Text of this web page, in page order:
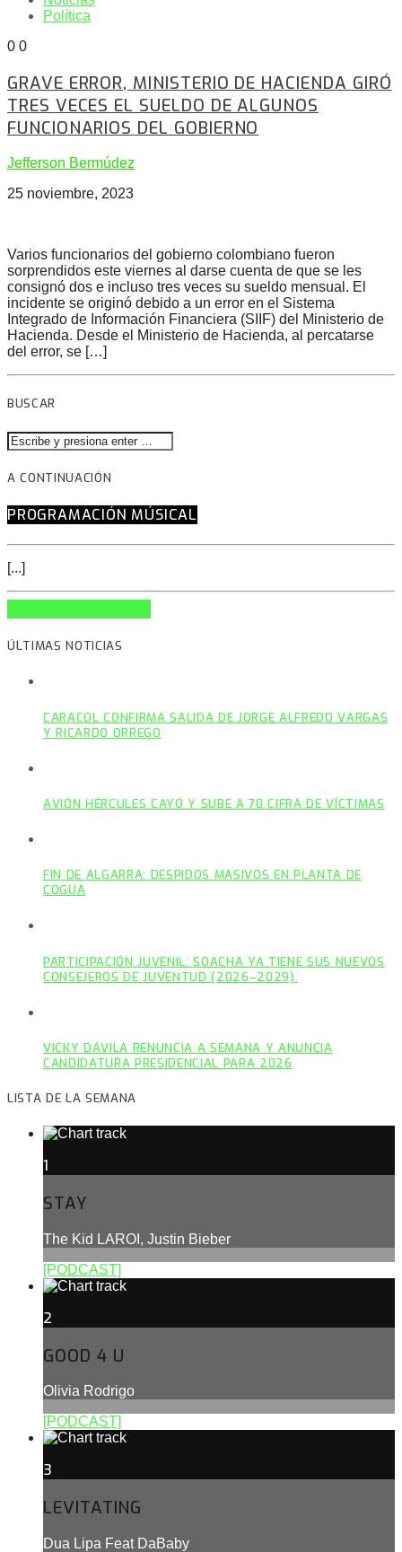
Política
0 0
GRAVE ERROR, MINISTERIO DE HACIENDA GIRÓ
TRES VECES EL SUELDO DE ALGUNOS
FUNCIONARIOS DEL GOBIERNO
Jefferson Bermúdez
25 noviembre, 2023
Varios funcionarios del gobierno colombiano fueron
sorprendidos este viernes al darse cuenta de que se les
consignó dos e incluso tres veces su sueldo mensual. El
incidente se originó debido a un error en el Sistema
Integrado de Información Financiera (SIIF) del Ministerio de
Hacienda. Desde el Ministerio de Hacienda, al percatarse
del error, se […]
BUSCAR
A CONTINUACIÓN
PROGRAMACIÓN MÚSICAL
[...]
ÚLTIMAS NOTICIAS
CARACOL CONFIRMA SALIDA DE JORGE ALFREDO VARGAS
Y RICARDO ORREGO
AVIÓN HÉRCULES CAYÓ Y SUBE A 70 CIFRA DE VÍCTIMAS
FIN DE ALGARRA: DESPIDOS MASIVOS EN PLANTA DE
COGUA
PARTICIPACIÓN JUVENIL: SOACHA YA TIENE SUS NUEVOS
CONSEJEROS DE JUVENTUD (2026–2029).
VICKY DÁVILA RENUNCIA A SEMANA Y ANUNCIA
CANDIDATURA PRESIDENCIAL PARA 2026
LISTA DE LA SEMANA
1
STAY
The Kid LAROI, Justin Bieber
[PODCAST]
2
GOOD 4 U
Olivia Rodrigo
[PODCAST]
3
LEVITATING
Dua Lipa Feat DaBaby